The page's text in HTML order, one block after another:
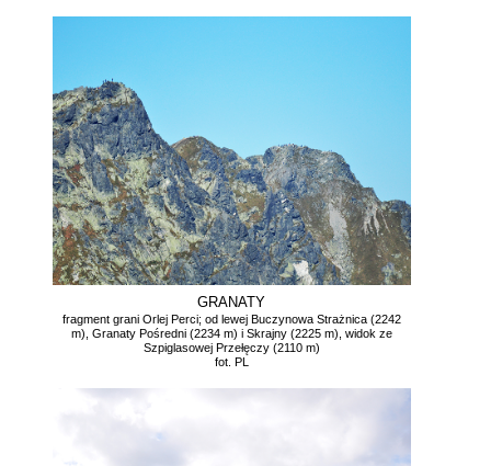
GRANATY
fragment grani Orlej Perci; od lewej Buczynowa Strażnica (2242
m), Granaty Pośredni (2234 m) i Skrajny (2225 m), widok ze
Szpiglasowej Przełęczy (2110 m)
fot. PL